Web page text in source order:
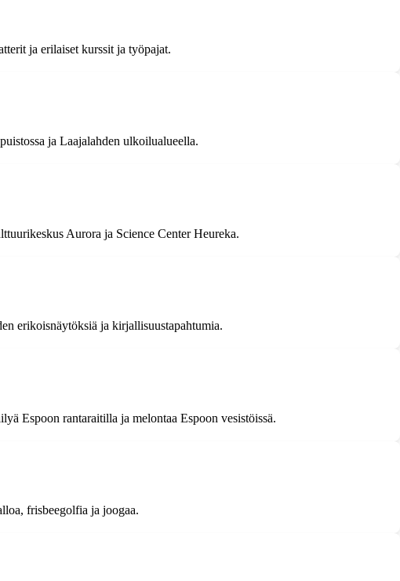
ja erilaiset kurssit ja työpajat.
ja Laajalahden ulkoilualueella.
Aurora ja Science Center Heureka.
erikoisnäytöksiä ja kirjallisuustapahtumia.
Espoon rantaraitilla ja melontaa Espoon vesistöissä.
frisbeegolfia ja joogaa.